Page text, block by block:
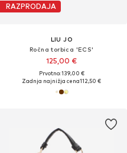
RAZPRODAJA
LIU JO
Ročna torbica 'ECS'
125,00 €
Prvotno: 139,00 €
Zadnja najnižja cena112,50 €